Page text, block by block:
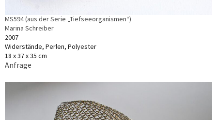
MS594 (aus der Serie „Tiefseeorganismen“)
Marina Schreiber
2007
Widerstände, Perlen, Polyester
18 x 37 x 35 cm
Anfrage